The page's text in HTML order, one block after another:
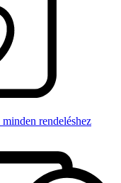
minden rendeléshez